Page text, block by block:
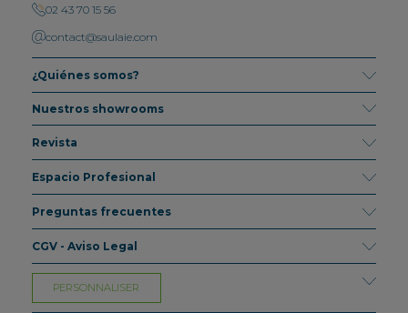
02 43 70 15 56
contact@saulaie.com
¿Quiénes somos?
Nuestros showrooms
Revista
Espacio Profesional
Preguntas frecuentes
CGV - Aviso Legal
PERSONNALISER